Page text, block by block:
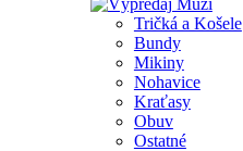
Tričká a Košele
Bundy
Mikiny
Nohavice
Kraťasy
Obuv
Ostatné